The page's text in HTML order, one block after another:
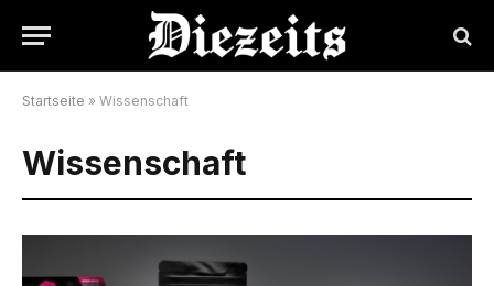
Startseite » Wissenschaft
Wissenschaft